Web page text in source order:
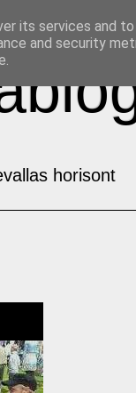
horisont
its services and
and security